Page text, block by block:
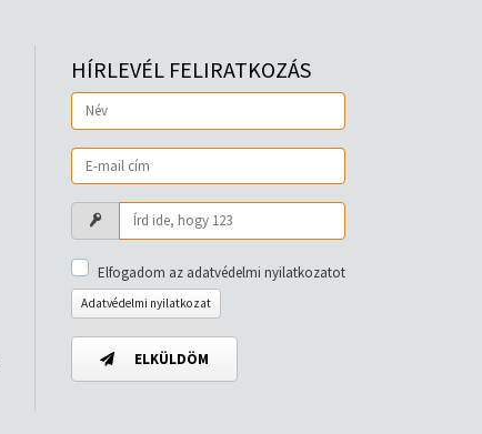
HÍRLEVÉL FELIRATKOZÁS
Elfogadom az adatvédelmi nyilatkozatot
Adatvédelmi nyilatkozat
ELKÜLDÖM